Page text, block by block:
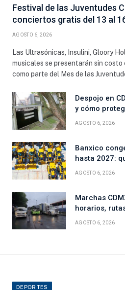
Festival de las Juventudes
conciertos gratis del 13 al
AGOSTO 6, 2026
Las Ultrasónicas, Insulini, Gloory
musicales se presentarán sin costo
como parte del Mes de las
Despojo en
y cómo
AGOSTO 6, 2026
Banxico
hasta 2027:
AGOSTO 6, 2026
Marchas
horarios,
AGOSTO 6, 2026
DEPORTES